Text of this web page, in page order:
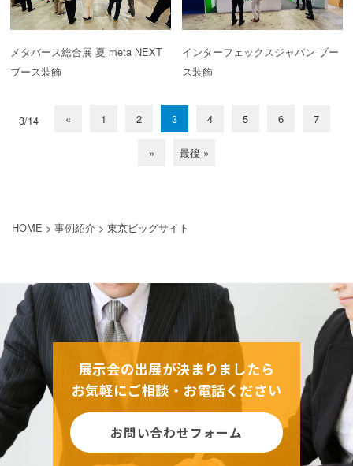
メタバース総合展 夏 meta NEXT
ブース装飾
インターフェックスジャパン ブー
ス装飾
3/14 « 1 2 3 4 5 6 7
» 最後 »
HOME > 事例紹介 > 東京ビッグサイト
展示会の出展が決まりましたら
お気軽にご相談・お電話ください
お問い合わせフォーム